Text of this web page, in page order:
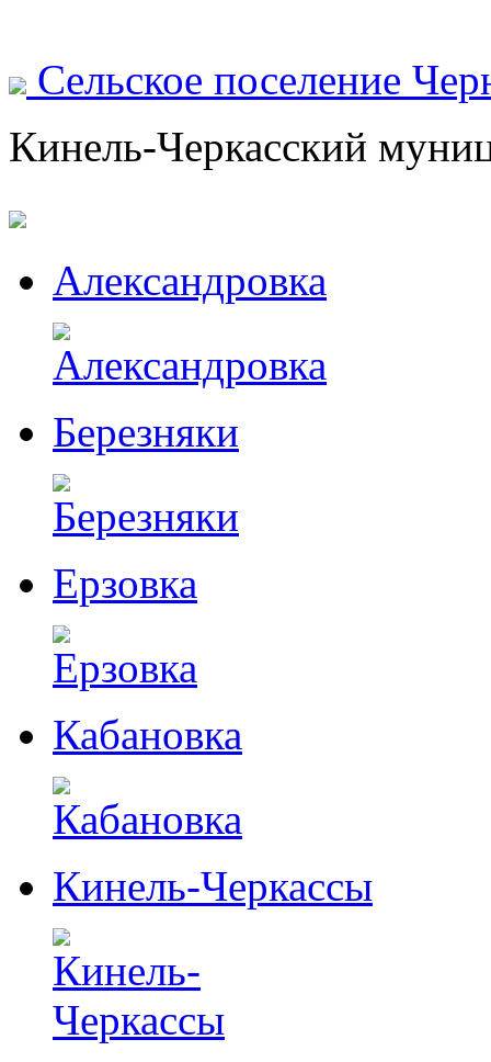
Сельское поселение
Кинель-Черкасский
Александровка
Березняки
Ерзовка
Кабановка
Кинель-Черкассы